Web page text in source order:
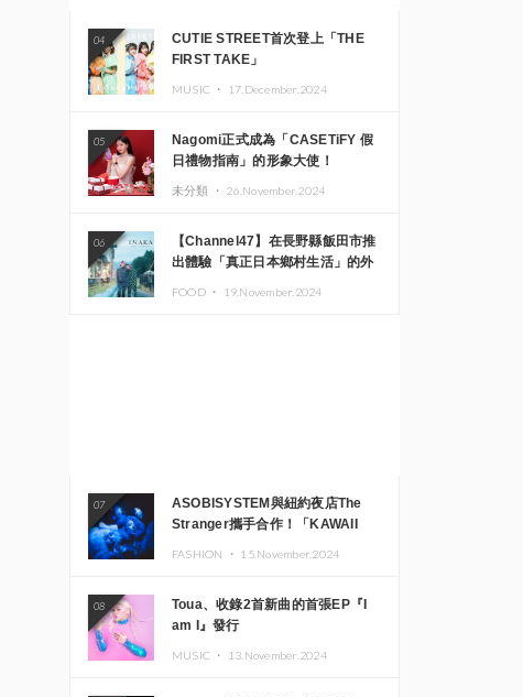
04
CUTIE STREET首次登上「THE
FIRST TAKE」
MUSIC ・ 17.December.2024
05
Nagomi正式成為「CASETiFY 假
日禮物指南」的形象大使！
未分類 ・ 26.November.2024
06
【Channel47】在長野縣飯田市推
出體驗「真正日本鄉村生活」的外
FOOD ・ 19.November.2024
07
ASOBISYSTEM與紐約夜店The
Stranger攜手合作！「KAWAII
FASHION ・ 15.November.2024
08
Toua、收錄2首新曲的首張EP『I
am I』發行
MUSIC ・ 13.November.2024